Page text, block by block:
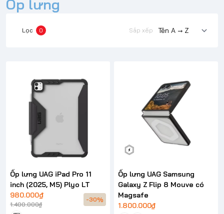
Ốp lưng
Lọc 0 Sắp xếp
Ốp lưng UAG iPad Pro 11
inch (2025, M5) Plyo LT
980.000₫
1.400.000₫
-30%
Ốp lưng UAG Samsung
Galaxy Z Flip 8 Mouve có
Magsafe
1.800.000₫